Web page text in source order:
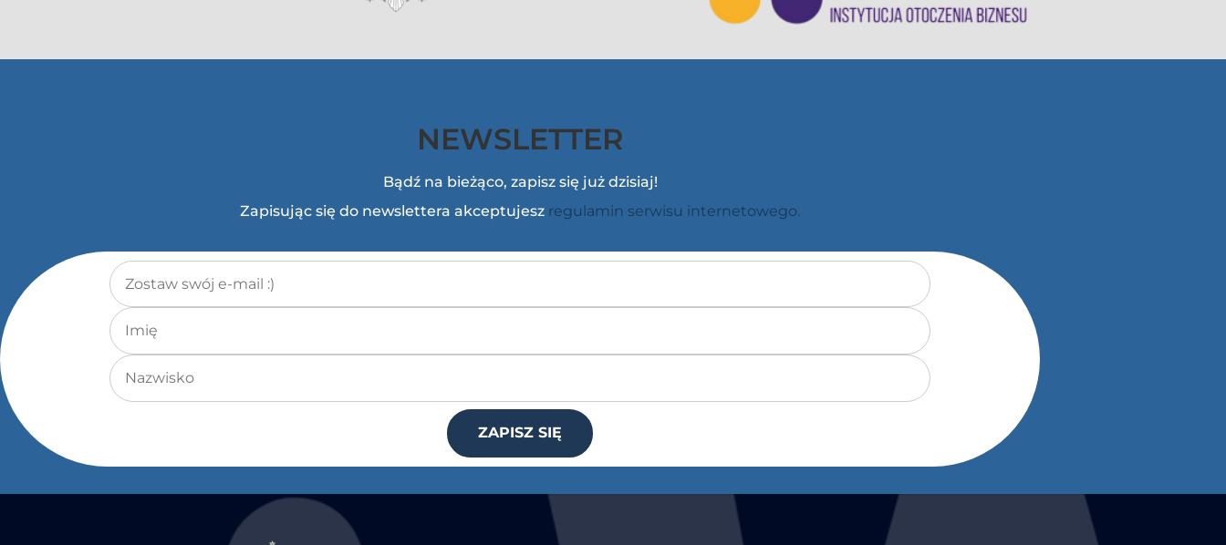
NEWSLETTER
Bądź na bieżąco, zapisz się już dzisiaj!
Zapisując się do newslettera akceptujesz regulamin serwisu internetowego.
Adres e-mail*
Imię
Nazwisko
ZAPISZ SIĘ